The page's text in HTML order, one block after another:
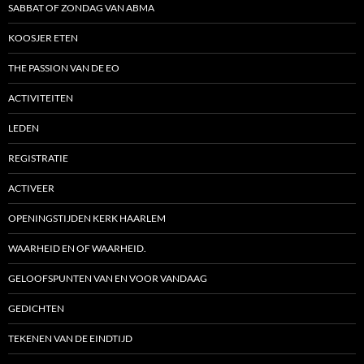
SABBAT OF ZONDAG VAN ABMA
KOOSJER ETEN
THE PASSION VAN DE EO
ACTIVITEITEN
LEDEN
REGISTRATIE
ACTIVEER
OPENINGSTIJDEN KERK HAARLEM
WAARHEID EN OF WAARHEID.
GELOOFSPUNTEN VAN EN VOOR VANDAAG
GEDICHTEN
TEKENEN VAN DE EINDTIJD